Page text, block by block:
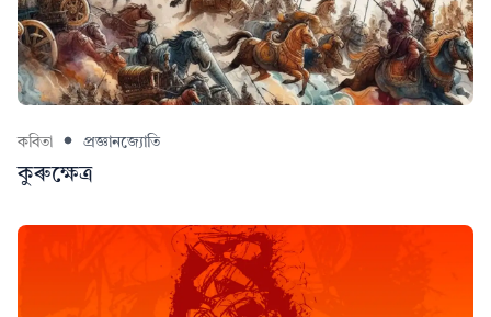
কবিতা প্ৰজ্ঞানজ্যোতি
কুৰুক্ষেত্ৰ